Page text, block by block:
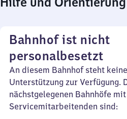
Bahnhof ist nicht
personalbesetzt
An diesem Bahnhof steht keine
Unterstützung zur Verfügung.
nächstgelegenen Bahnhöfe
Servicemitarbeitenden sind: